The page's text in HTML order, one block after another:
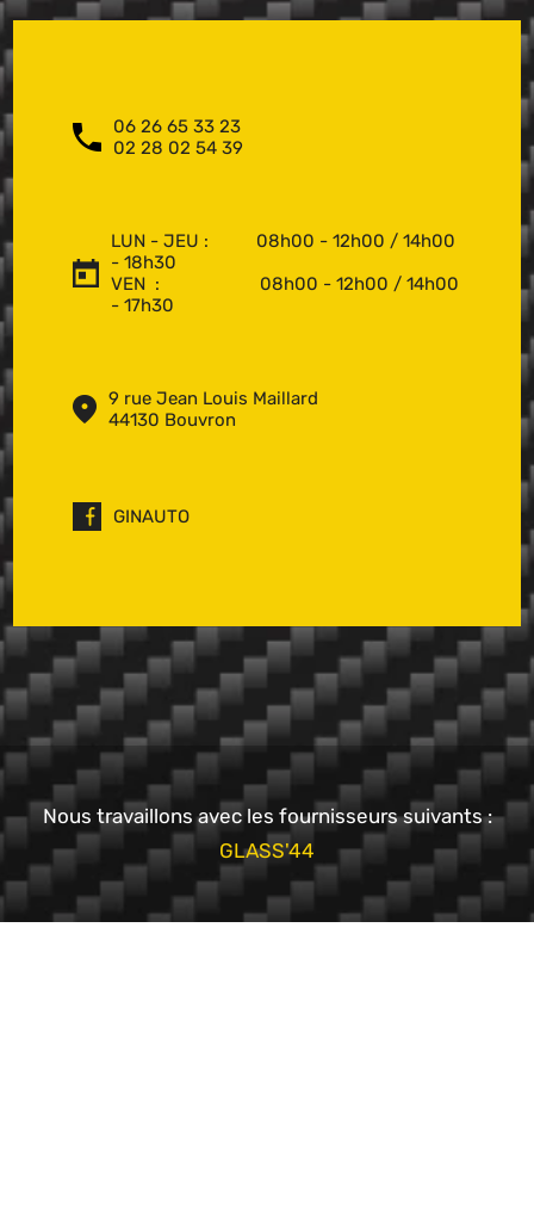
06 26 65 33 23
02 28 02 54 39
LUN - JEU : 08h00 - 12h00 / 14h00
- 18h30
VEN : 08h00 - 12h00 / 14h00
- 17h30
9 rue Jean Louis Maillard
44130 Bouvron
GINAUTO
Nous travaillons avec les fournisseurs suivants :
GLASS'44